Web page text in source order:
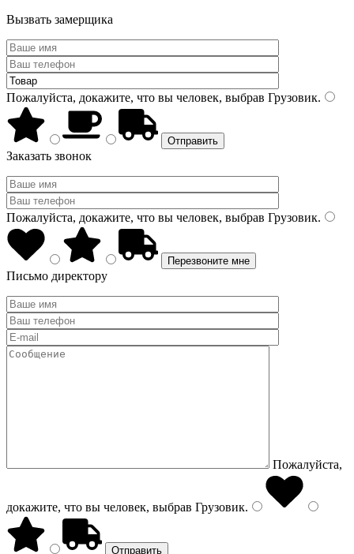
Вызвать замерщика
Пожалуйста, докажите, что вы человек, выбрав Грузовик.
Заказать звонок
Пожалуйста, докажите, что вы человек, выбрав Грузовик.
Письмо директору
Пожалуйста,
докажите, что вы человек, выбрав Грузовик.